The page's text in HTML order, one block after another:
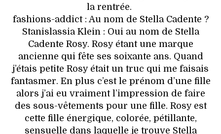
la rentrée.
fashions-addict : Au nom de Stella Cadente ?
Stanislassia Klein : Oui au nom de Stella
Cadente Rosy. Rosy étant une marque
ancienne qui fête ses soixante ans. Quand
j’étais petite Rosy était un truc qui me faisais
fantasmer. En plus c’est le prénom d’une fille
alors j’ai eu vraiment l’impression de faire
des sous-vêtements pour une fille. Rosy est
cette fille énergique, colorée, pétillante,
sensuelle dans laquelle je trouve Stella